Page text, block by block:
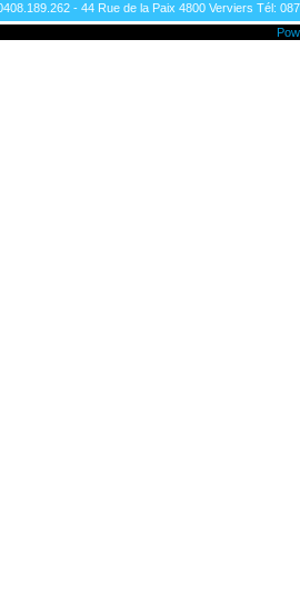
- 44 Rue de la Paix 4800 Verviers Tél: